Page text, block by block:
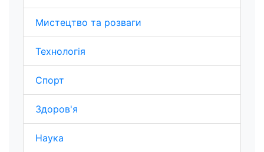
Мистецтво та розваги
Технологія
Спорт
Здоров'я
Наука